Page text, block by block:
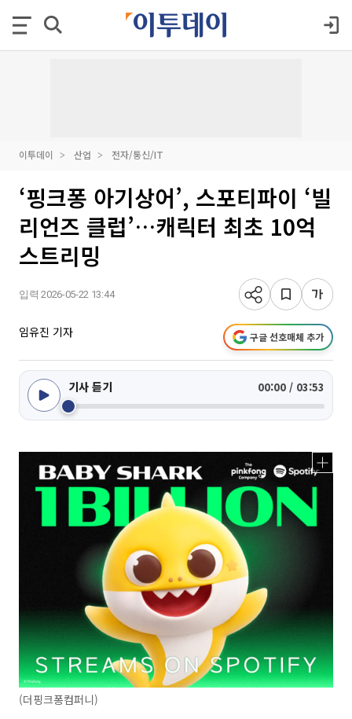
이투데이 산업 전자/통신/IT
‘핑크퐁 아기상어’, 스포티파이 ‘빌
리언즈 클럽’…캐릭터 최초 10억
스트리밍
입력 2026-05-22 13:44
임유진 기자 구글 선호매체 추가
기사 듣기 00:00 / 03:53
(더핑크퐁컴퍼니)